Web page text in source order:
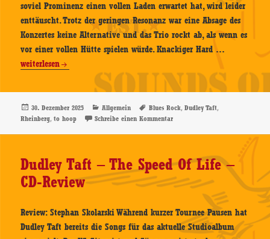
soviel Prominenz einen vollen Laden erwartet hat, wird leider
enttäuscht. Trotz der geringen Resonanz war eine Absage des
Konzertes keine Alternative und das Trio rockt ab, als wenn es
vor einer vollen Hütte spielen würde. Knackiger Hard …
21.11.2025,
Rheinberg
weiterlesen
Veröffentlicht
am
30. Dezember 2025 Kategorien
Allgemein Schlagwörter
Blues Rock,Dudley Taft,
Rheinberg,to hoop Schreibe einen Kommentarzu Dudley Taft – 21.11.2025, to
Dudley Taft – The Speed Of Life –
CD-Review
Review: Stephan Skolarski Während kurzer Tournee Pausen hat
Dudley Taft bereits die Songs für das aktuelle Studioalbum